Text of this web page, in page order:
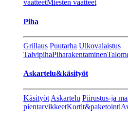
vaatteetMiesten vaatteet
Piha
Grillaus Puutarha Ulkovalaistus
TalvipihaPiharakentaminen
Askartelu&käsityöt
Käsityöt Askartelu Piirustus-ja
pientarvikkeetKortit&paketointi